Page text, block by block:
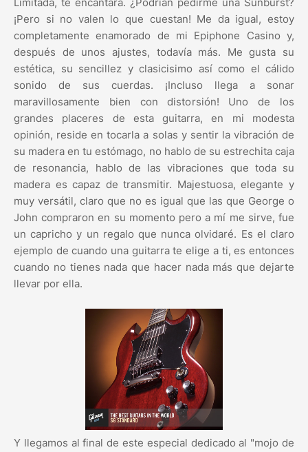
Limitada, te encantará. ¿Podrían pedirme una Sunburst?
¡Pero si no valen lo que cuestan! Me da igual, estoy
completamente enamorado de mi Epiphone Casino y,
después de unos ajustes, todavía más. Me gusta su
estética, su sencillez y clasicisimo así como el cálido
sonido de sus cuerdas. ¡Incluso llega a sonar
maravillosamente bien con distorsión! Uno de los
grandes placeres de esta guitarra, en mi modesta
opinión, reside en tocarla a solas y sentir la vibración de
su madera en tu estómago, no hablo de su estrechita caja
de resonancia, hablo de las vibraciones que toda su
madera es capaz de transmitir. Majestuosa, elegante y
muy versátil, claro que no es igual que las que George o
John compraron en su momento pero a mí me sirve, fue
un capricho y un regalo que nunca olvidaré. Es el claro
ejemplo de cuando una guitarra te elige a ti, es entonces
cuando no tienes nada que hacer nada más que dejarte
llevar por ella.
Y llegamos al final de este especial dedicado al "mojo de